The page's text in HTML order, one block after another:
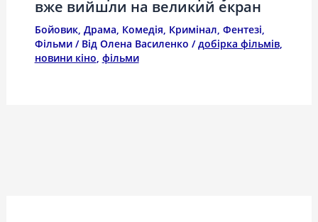
вже вийшли на великий екран
Бойовик, Драма Комедія Кримінал Фентезі
Фільми/ Від Олена Василенко /добірка фільмів,
новини кіно фільми